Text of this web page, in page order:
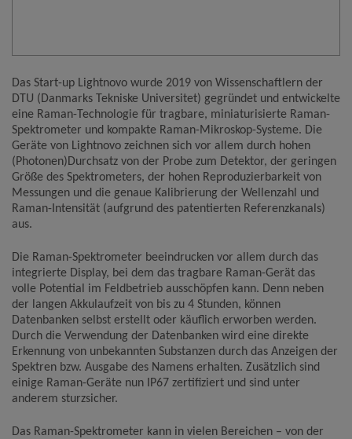
Das Start-up Lightnovo wurde 2019 von Wissenschaftlern der
DTU (Danmarks Tekniske Universitet) gegründet und entwickelte
eine Raman-Technologie für tragbare, miniaturisierte Raman-
Spektrometer und kompakte Raman-Mikroskop-Systeme. Die
Geräte von Lightnovo zeichnen sich vor allem durch hohen
(Photonen)Durchsatz von der Probe zum Detektor, der geringen
Größe des Spektrometers, der hohen Reproduzierbarkeit von
Messungen und die genaue Kalibrierung der Wellenzahl und
Raman-Intensität (aufgrund des patentierten Referenzkanals)
aus.
Die Raman-Spektrometer beeindrucken vor allem durch das
integrierte Display, bei dem das tragbare Raman-Gerät das
volle Potential im Feldbetrieb ausschöpfen kann. Denn neben
der langen Akkulaufzeit von bis zu 4 Stunden, können
Datenbanken selbst erstellt oder käuflich erworben werden.
Durch die Verwendung der Datenbanken wird eine direkte
Erkennung von unbekannten Substanzen durch das Anzeigen der
Spektren bzw. Ausgabe des Namens erhalten. Zusätzlich sind
einige Raman-Geräte nun IP67 zertifiziert und sind unter
anderem sturzsicher.
Das Raman-Spektrometer kann in vielen Bereichen – von der
Erzeugt statistische Daten darüber, wie der
Besucher die Website nutzt.
Cookie Laufzeit
2 Jahre
Infos schließen